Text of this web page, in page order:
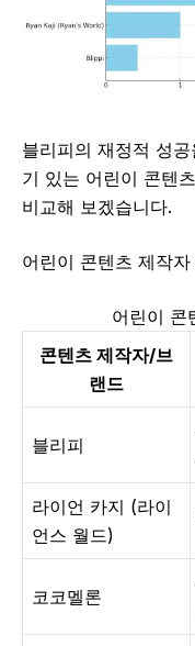
블리피의 재정적 성
기 있는 어린이 콘텐
비교해 보겠습니다.
어린이 콘텐츠 제작
어린이 콘
콘텐츠 제작자/브
랜드
블리피
라이언 카지 (라이
언스 월드)
코코멜론